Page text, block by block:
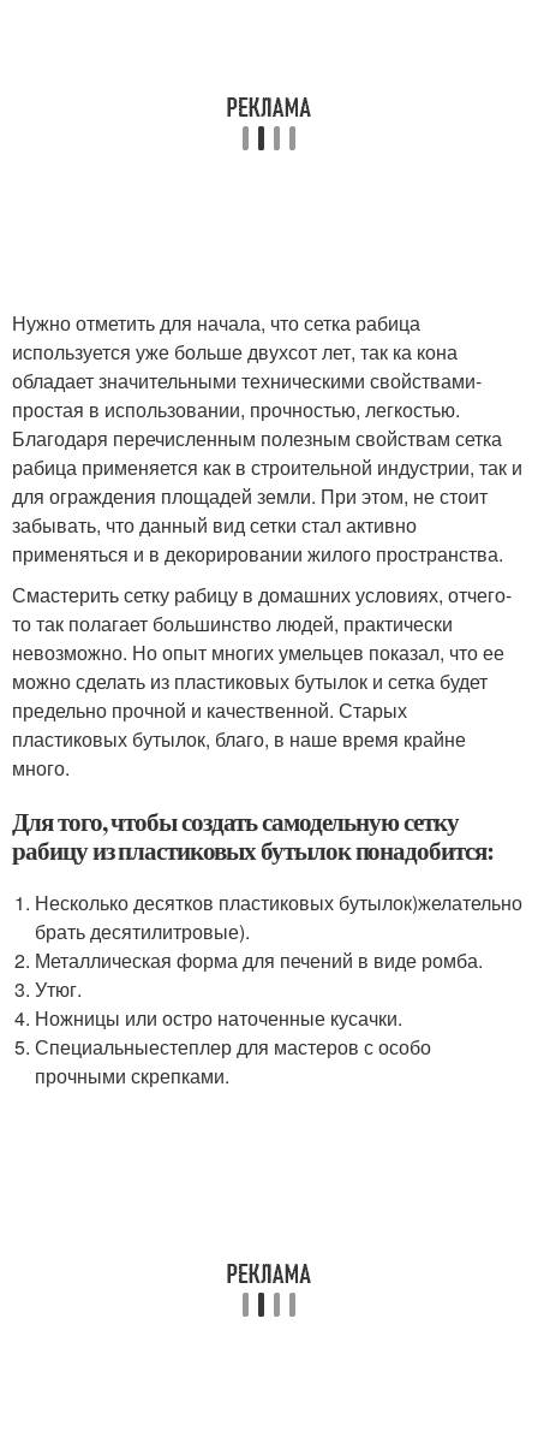
Нужно отметить для начала, что сетка рабица
используется уже больше двухсот лет, так ка кона
обладает значительными техническими свойствами-
простая в использовании, прочностью, легкостью.
Благодаря перечисленным полезным свойствам сетка
рабица применяется как в строительной индустрии, так и
для ограждения площадей земли. При этом, не стоит
забывать, что данный вид сетки стал активно
применяться и в декорировании жилого пространства.
Смастерить сетку рабицу в домашних условиях, отчего-
то так полагает большинство людей, практически
невозможно. Но опыт многих умельцев показал, что ее
можно сделать из пластиковых бутылок и сетка будет
предельно прочной и качественной. Старых
пластиковых бутылок, благо, в наше время крайне
много.
Для того, чтобы создать самодельную сетку
рабицу из пластиковых бутылок понадобится:
Несколько десятков пластиковых бутылок)желательно
брать десятилитровые).
Металлическая форма для печений в виде ромба.
Утюг.
Ножницы или остро наточенные кусачки.
Специальныестеплер для мастеров с особо
прочными скрепками.